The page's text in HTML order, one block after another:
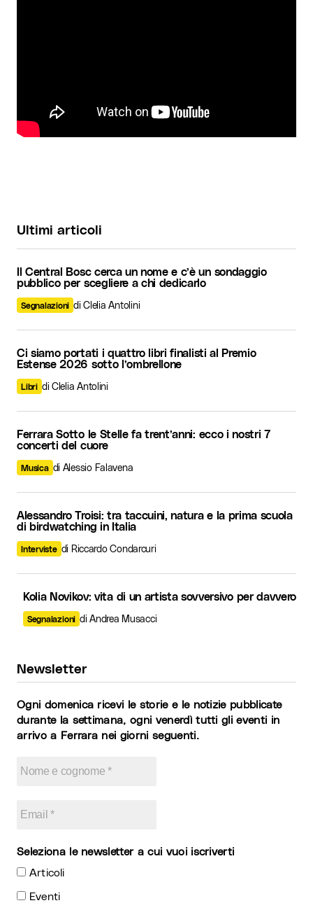
Ultimi articoli
Il Central Bosc cerca un nome e c’è un sondaggio
pubblico per scegliere a chi dedicarlo
Segnalazioni di Clelia Antolini
Ci siamo portati i quattro libri finalisti al Premio
Estense 2026 sotto l’ombrellone
Libri di Clelia Antolini
Ferrara Sotto le Stelle fa trent’anni: ecco i nostri 7
concerti del cuore
Musica di Alessio Falavena
Alessandro Troisi: tra taccuini, natura e la prima scuola
di birdwatching in Italia
Interviste di Riccardo Condarcuri
Kolia Novikov: vita di un artista sovversivo per davvero
Segnalazioni di Andrea Musacci
Newsletter
Ogni domenica ricevi le storie e le notizie pubblicate
durante la settimana, ogni venerdì tutti gli eventi in
arrivo a Ferrara nei giorni seguenti.
Seleziona le newsletter a cui vuoi iscriverti
Articoli
Eventi